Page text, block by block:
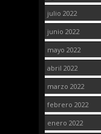
julio 2022
junio 2022
mayo 2022
abril 2022
marzo 2022
febrero 2022
enero 2022